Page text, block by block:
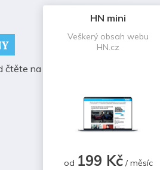
čtěte na
HN mini
Veškerý obsah webu
HN.cz
od 199 Kč/ měsíc